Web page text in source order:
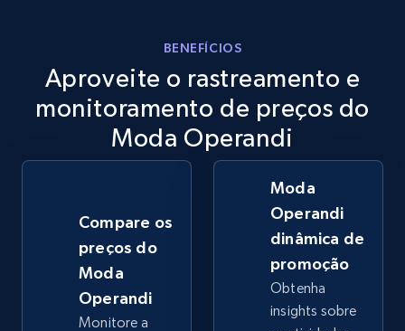
URL, Product id, Title, Seller name, Seller rating,
Seller reviews, Breadcrumbs, Root category, and
more.
2.5K+ 359+ Comece agora
eBay - Gather data on products using
specified keywords
URL, Product id, Title, Seller name, Seller rating,
Seller reviews, Breadcrumbs, Root category, and
BENEFÍCIOS
Aproveite o rastreamento e
monitoramento de preços do
Moda Operandi
Compare os
preços do
Moda
Operandi
Monitore a
Moda
Operandi
dinâmica de
promoção
Obtenha
insights sobre